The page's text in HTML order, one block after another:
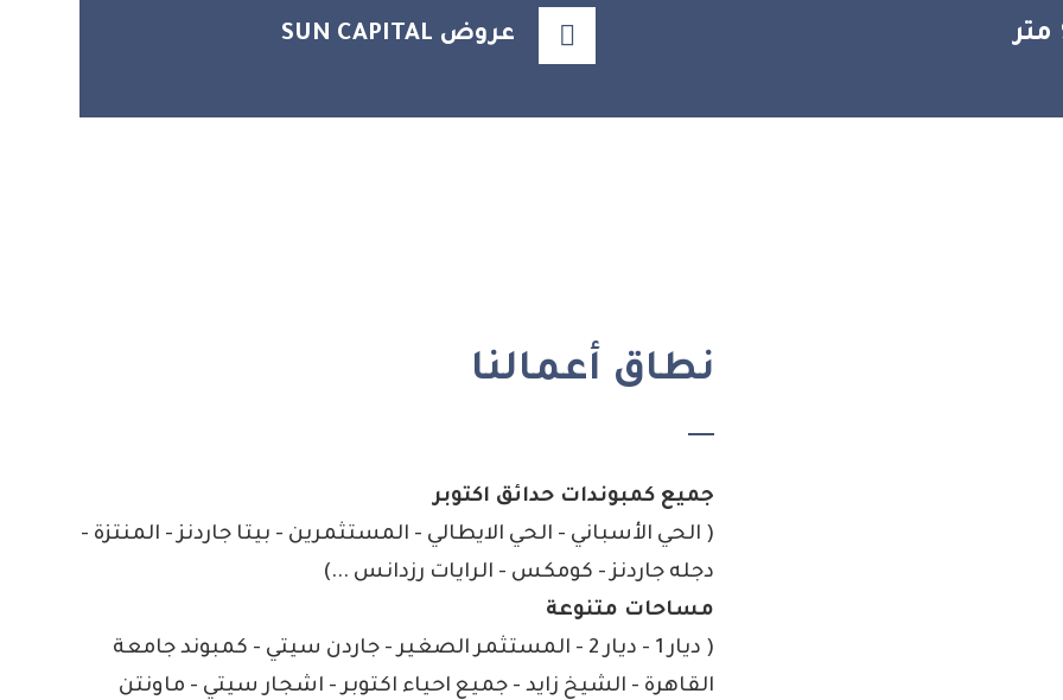
عروض SUN CAPITAL
نطاق أعمالنا
جميع كمبوندات حدائق اكتوبر
( الحي الأسباني - الحي الايطالي - المستثمرين - بيتا جاردنز - المنتزة -
دجله جاردنز - كومكس - الرايات رزدانس ...)
مساحات متنوعة
( ديار 1 - ديار 2 - المستثمر الصغير - جاردن سيتي - كمبوند جامعة
القاهرة - الشيخ زايد - جميع احياء اكتوبر - اشجار سيتي - ماونتن